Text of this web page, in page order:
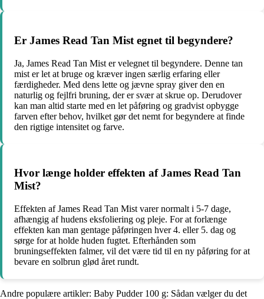
Er James Read Tan Mist egnet til begyndere?
Ja, James Read Tan Mist er velegnet til begyndere. Denne tan
mist er let at bruge og kræver ingen særlig erfaring eller
færdigheder. Med dens lette og jævne spray giver den en
naturlig og fejlfri bruning, der er svær at skrue op. Derudover
kan man altid starte med en let påføring og gradvist opbygge
farven efter behov, hvilket gør det nemt for begyndere at finde
den rigtige intensitet og farve.
Hvor længe holder effekten af James Read Tan
Mist?
Effekten af James Read Tan Mist varer normalt i 5-7 dage,
afhængig af hudens eksfoliering og pleje. For at forlænge
effekten kan man gentage påføringen hver 4. eller 5. dag og
sørge for at holde huden fugtet. Efterhånden som
bruningseffekten falmer, vil det være tid til en ny påføring for at
bevare en solbrun glød året rundt.
Andre populære artikler: Baby Pudder 100 g: Sådan vælger du det